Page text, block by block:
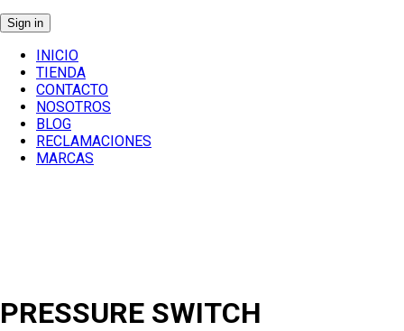
INICIO
TIENDA
CONTACTO
NOSOTROS
BLOG
RECLAMACIONES
MARCAS
PRESSURE SWITCH